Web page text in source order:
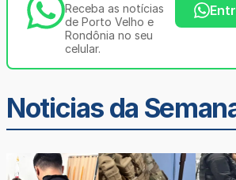
Receba as notícias
de Porto Velho e
Rondônia no seu
celular.
Noticias da